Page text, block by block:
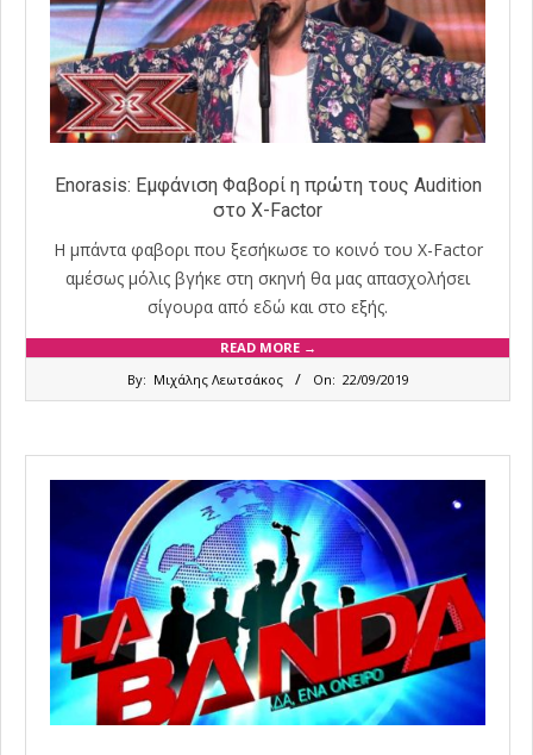
Enorasis: Εμφάνιση Φαβορί η πρώτη τους Audition
στο X-Factor
Η μπάντα φαβορι που ξεσήκωσε το κοινό του X-Factor
αμέσως μόλις βγήκε στη σκηνή θα μας απασχολήσει
σίγουρα από εδώ και στο εξής.
READ MORE →
By: Μιχάλης Λεωτσάκος On: 22/09/2019